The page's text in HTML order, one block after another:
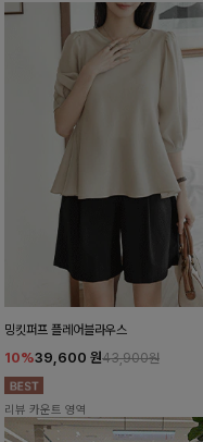
밍킷퍼프 플레어블라우스
10%39,600 원43,900원
리뷰 카운트 영역